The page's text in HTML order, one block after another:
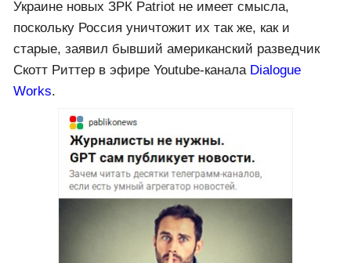
Украине новых ЗРК Patriot не имеет смысла,
поскольку Россия уничтожит их так же, как и
старые, заявил бывший американский разведчик
Скотт Риттер в эфире Youtube-канала Dialogue
Works.